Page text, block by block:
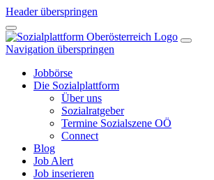
Header überspringen
Navigation überspringen
Jobbörse
Die Sozialplattform
Über uns
Sozialratgeber
Termine Sozialszene OÖ
Connect
Blog
Job Alert
Job inserieren